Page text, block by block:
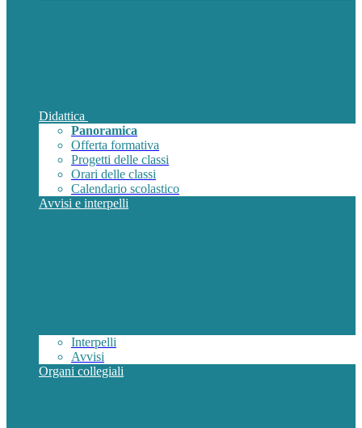
Didattica
Panoramica
Offerta formativa
Progetti delle classi
Orari delle classi
Calendario scolastico
Avvisi e interpelli
Interpelli
Avvisi
Organi collegiali